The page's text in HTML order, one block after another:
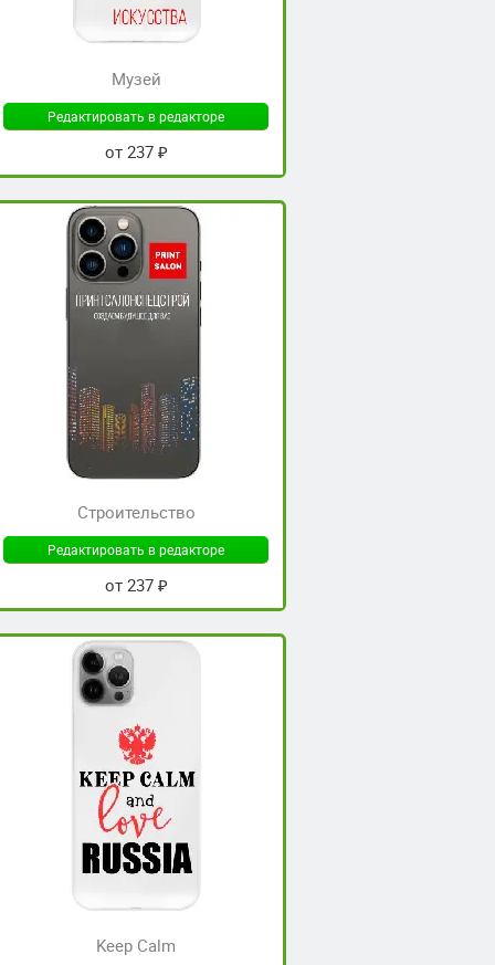
Музей
Редактировать в редакторе
от 237 ₽
Строительство
Редактировать в редакторе
от 237 ₽
Keep Calm